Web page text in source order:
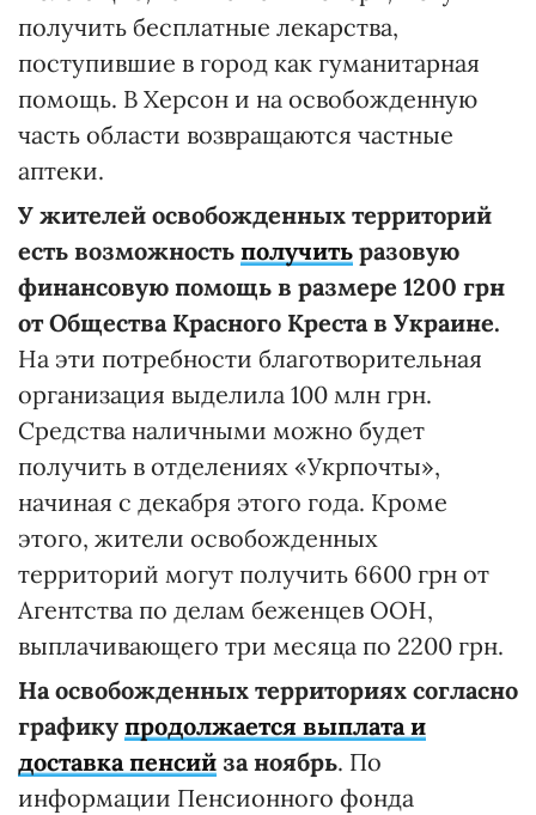
получить бесплатные лекарства,
поступившие в город как гуманитарная
помощь. В Херсон и на освобожденную
часть области возвращаются частные
аптеки.
У жителей освобожденных территорий
есть возможность получить разовую
финансовую помощь в размере 1200 грн
от Общества Красного Креста в Украине.
На эти потребности благотворительная
организация выделила 100 млн грн.
Средства наличными можно будет
получить в отделениях «Укрпочты»,
начиная с декабря этого года. Кроме
этого, жители освобожденных
территорий могут получить 6600 грн от
Агентства по делам беженцев ООН,
выплачивающего три месяца по 2200 грн.
На освобожденных территориях согласно
графику продолжается выплата и
доставка пенсий за ноябрь. По
информации Пенсионного фонда